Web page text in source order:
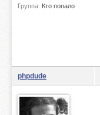
Группа: Кто попало
phpdude